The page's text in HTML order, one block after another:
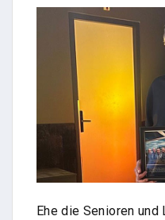
Ehe die Senioren